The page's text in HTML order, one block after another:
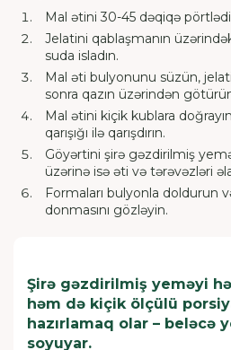
Mal ətini 30-45 dəqiqə
Jelatini qablaşmanın
suda isladın.
Mal əti bulyonunu süzün,
sonra qazın üzərindən
Mal ətini kiçik kublara
qarışığı ilə qarışdırın.
Göyərtini şirə gəzdirilmiş
üzərinə isə əti və tərəvəzləri
Formaları bulyonla doldurun
donmasını gözləyin.
Şirə gəzdirilmiş yeməyi
həm də kiçik ölçülü
hazırlamaq olar – beləcə
soyuyar.